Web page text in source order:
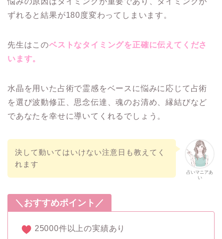
ずれると結果が180度変わってしまいます。
先生はこのベストなタイミングを正確に伝えてくださ
います。
水晶を用いた占術で霊感をベースに悩みに応じて占術
を選び波動修正、思念伝達、魂のお清め、縁結びなど
であなたを幸せに導いてくれるでしょう。
占いマニアあ
い
決して動いてはいけない注意日も教えてく
れます
＼おすすめポイント／
25000件以上の実績あり